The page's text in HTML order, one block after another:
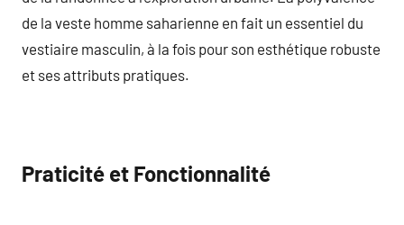
de la veste homme saharienne en fait un essentiel du
vestiaire masculin, à la fois pour son esthétique robuste
et ses attributs pratiques.
Praticité et Fonctionnalité